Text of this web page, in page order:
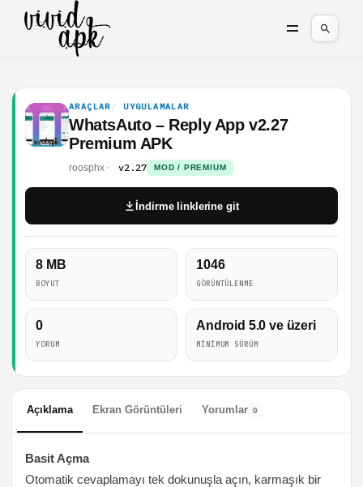
ARAÇLAR UYGULAMALAR
WhatsAuto – Reply App v2.27
Premium APK
roosphx v2.27 MOD / PREMIUM
8 MB
BOYUT
1046
GÖRÜNTÜLENME
0
YORUM
Android 5.0 ve üzeri
MINIMUM SÜRÜM
İndirme linklerine git
Açıklama Ekran Görüntüleri Yorumlar 0
Basit Açma
Otomatik cevaplamayı tek dokunuşla açın, karmaşık bir